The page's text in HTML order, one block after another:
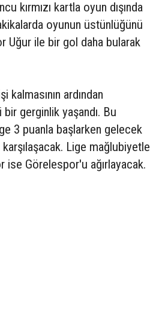
kırmızı kartla oyun dışında
oyunun üstünlüğünü
Uğur ile bir gol daha bularak
ardından
gerginlik yaşandı. Bu
3 puanla başlarken gelecek
Lige mağlubiyetle
ise Görelespor'u ağırlayacak.